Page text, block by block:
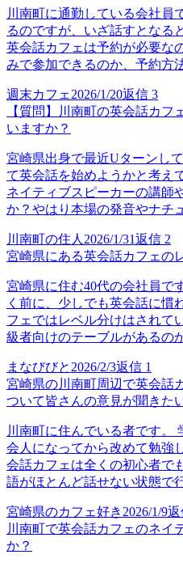
川南町に通勤している会社員
るのですが、いざ話すとなる
英会話カフェは予約が必要な
みで参加できるのか、予約方
週末カフェ 2026/1/20返信 3
【質問】川南町の英会話カ
いますか？
宮崎県出身で最近Uターンし
て英会話を始めようかと考え
ネイティブスピーカーの講師
か？やはり本場の発音やナチ
川南町の住人 2026/1/31返信 2
宮崎県にある英会話カフェの
宮崎県に住む40代の会社員で
く前に、少しでも英会話に慣
フェではレベル分けはされて
級者向けのテーブルがあるの
まなびびと 2026/2/3返信 1
宮崎県の川南町周辺で英会話
ついて皆さんの意見が聞きた
川南町に住んでいる者です。
会人になってから改めて勉強
会話カフェは全くの初心者で
語がほとんど話せない状態で
宮崎県のカフェ好き 2026/1/9返
川南町で英会話カフェのネイ
か？